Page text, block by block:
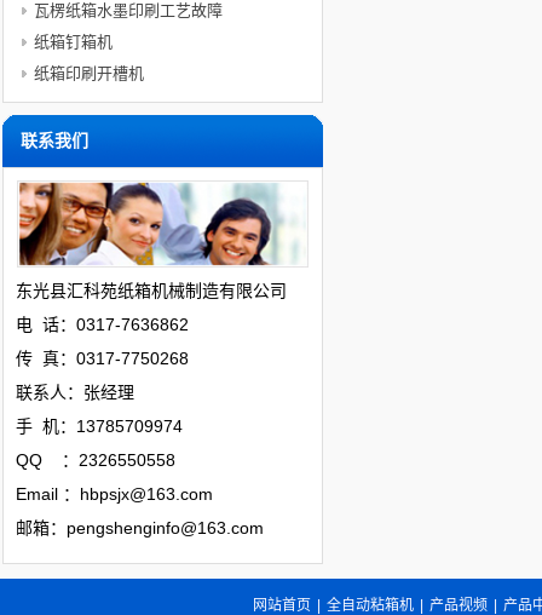
瓦楞纸箱水墨印刷工艺故障
纸箱钉箱机
纸箱印刷开槽机
联系我们
东光县汇科苑纸箱机械制造有限公司
电 话：0317-7636862
传 真：0317-7750268
联系人：张经理
手 机：13785709974
QQ ：2326550558
Email ：hbpsjx@163.com
邮箱：pengshenginfo@163.com
网站首页 全自动粘箱机 产品视频
产品